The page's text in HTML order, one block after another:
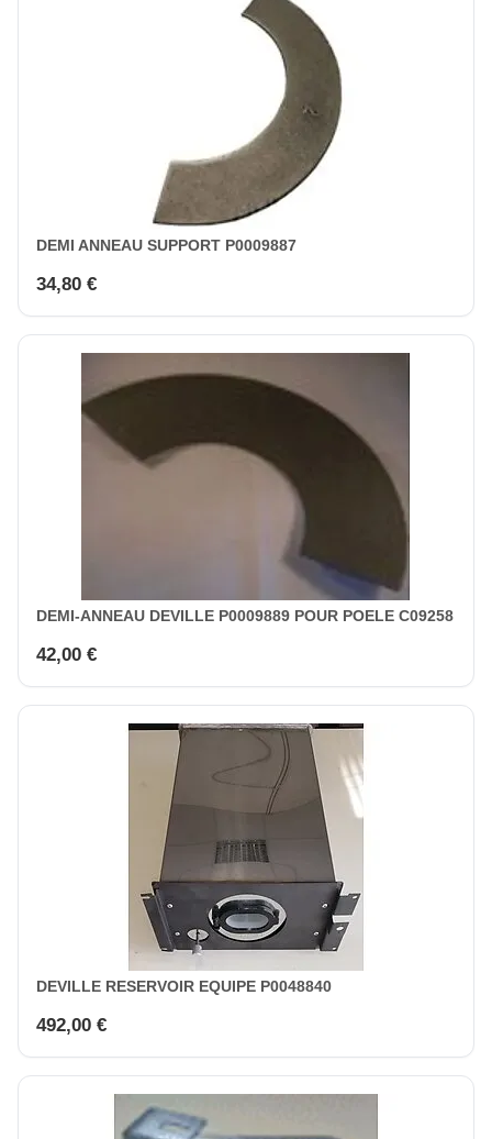
DEMI ANNEAU SUPPORT P0009887
34,80 €
DEMI-ANNEAU DEVILLE P0009889 POUR POELE C09258
42,00 €
DEVILLE RESERVOIR EQUIPE P0048840
492,00 €